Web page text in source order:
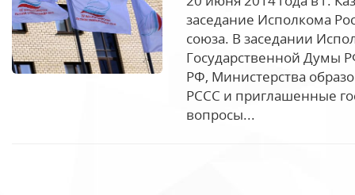
заседание Исполкома
союза. В заседании
Государственной Думы
РФ, Министерства
РССС и приглашенные
вопросы...